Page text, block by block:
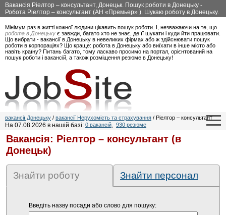
Вакансія Ріелтор – консультант, Донецьк. Пошук роботи в Донецьку -
Робота Ріелтор – консультант (АН «Премьер» ). Шукаю роботу в Донецьку.
Мінімум раз в житті кожної людини цікавить пошук роботи. І, незважаючи на те, що
робота в Донецьку є завжди, багато хто не знає, де її шукати і куди йти працювати.
Що вибрати - вакансії в Донецьку в невеликих фірмах або ж здійснювати пошук
роботи в корпораціях? Що краще: робота в Донецьку або виїхати в інше місто або
навіть країну? Питань багато, тому ласкаво просимо на портал, орієнтований на
пошук роботи і вакансій, а також розміщення резюме в Донецьку!
вакансії Донецьку / вакансії Нерухомість та страхування / Ріелтор – консультант
На 07.08.2026 в нашій базі: 0 вакансій, 930 резюме
Вакансія: Ріелтор – консультант (в
Донецьк)
Знайти роботу Знайти персонал
Введіть назву посади або слово для пошуку: